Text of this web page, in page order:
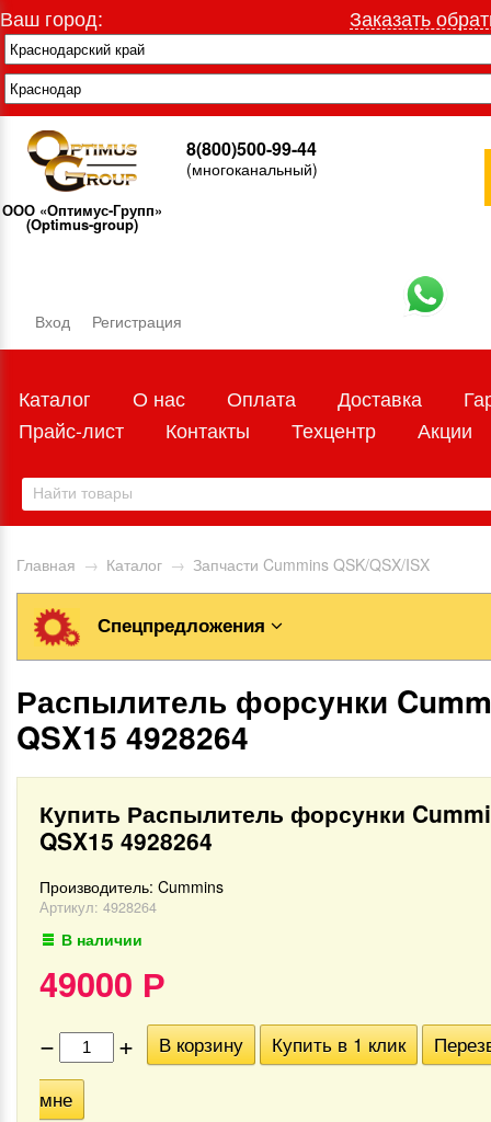
Ваш город: Заказать
ООО «Оптимус-Групп»
(Optimus-group)
8(800)500-99-44
(многоканальный)
Вход Регистрация
Каталог О нас Оплата Доставка
Прайс-лист
Контакты Техцентр Акции
Главная → Каталог → Запчасти Cummins QSK/QSX/ISX
Спецпредложения
Распылитель форсунки
QSX15 4928264
Купить Распылитель форсунки
QSX15 4928264
Производитель: Cummins
Артикул: 4928264
В наличии
49000 Р
−
+ В корзину Купить в 1 клик
мне